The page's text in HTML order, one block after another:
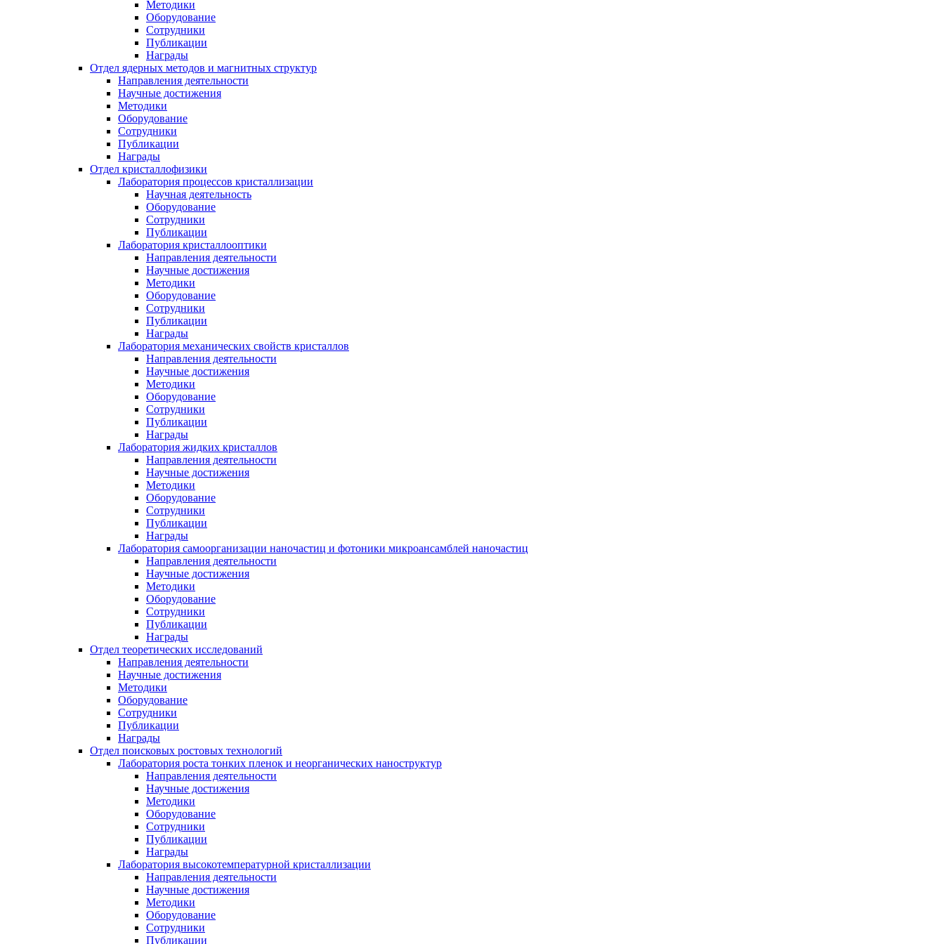
Методики
Оборудование
Сотрудники
Публикации
Награды
Отдел ядерных методов и магнитных структур
Направления деятельности
Научные достижения
Методики
Оборудование
Сотрудники
Публикации
Награды
Отдел кристаллофизики
Лаборатория процессов кристаллизации
Научная деятельность
Оборудование
Сотрудники
Публикации
Лаборатория кристаллооптики
Направления деятельности
Научные достижения
Методики
Оборудование
Сотрудники
Публикации
Награды
Лаборатория механических свойств кристаллов
Направления деятельности
Научные достижения
Методики
Оборудование
Сотрудники
Публикации
Награды
Лаборатория жидких кристаллов
Направления деятельности
Научные достижения
Методики
Оборудование
Сотрудники
Публикации
Награды
Лаборатория самоорганизации наночастиц и фотоники микроансамблей наночастиц
Направления деятельности
Научные достижения
Методики
Оборудование
Сотрудники
Публикации
Награды
Отдел теоретических исследований
Направления деятельности
Научные достижения
Методики
Оборудование
Сотрудники
Публикации
Награды
Отдел поисковых ростовых технологий
Лаборатория роста тонких пленок и неорганических наноструктур
Направления деятельности
Научные достижения
Методики
Оборудование
Сотрудники
Публикации
Награды
Лаборатория высокотемпературной кристаллизации
Направления деятельности
Научные достижения
Методики
Оборудование
Сотрудники
Публикации